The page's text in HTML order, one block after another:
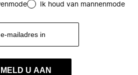
Ik houd van mannenmode
MELD U AAN